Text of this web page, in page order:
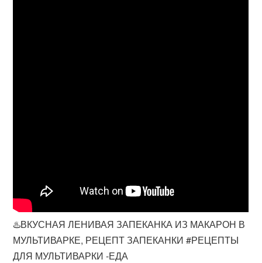
♨️ВКУСНАЯ ЛЕНИВАЯ ЗАПЕКАНКА ИЗ МАКАРОН В
МУЛЬТИВАРКЕ, РЕЦЕПТ ЗАПЕКАНКИ #РЕЦЕПТЫ
ДЛЯ МУЛЬТИВАРКИ -ЕДА